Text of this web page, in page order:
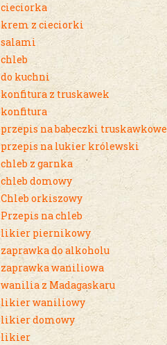
cieciorka
krem z cieciorki
salami
chleb
do kuchni
konfitura z truskawek
konfitura
przepis na babeczki truskawkowe
przepis na lukier królewski
chleb z garnka
chleb domowy
Chleb orkiszowy
Przepis na chleb
likier piernikowy
zaprawka do alkoholu
zaprawka waniliowa
wanilia z Madagaskaru
likier waniliowy
likier domowy
likier